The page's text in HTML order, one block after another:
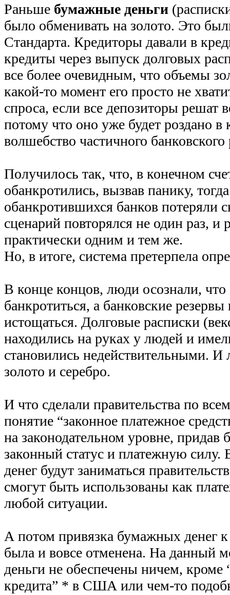
Раньше бумажные деньги
было обменивать на золото. Это
Стандарта. Кредиторы давали в
кредиты через выпуск долговых
все более очевидным, что объемы
какой-то момент его просто не
спроса, если все депозиторы решат
потому что оно уже будет роздано в
волшебство частичного банковского
Получилось так, что, в конечном
обанкротились, вызвав панику,
обанкротившихся банков потеряли
сценарий повторялся не один раз, и
практически одним и тем же.
Но, в итоге, система претерпела
В конце концов, люди осознали, что
банкротиться, а банковские
истощаться. Долговые расписки
находились на руках у людей и
становились недействительными. И
золото и серебро.
И что сделали правительства по
понятие “законное платежное
на законодательном уровне,
законный статус и платежную
денег будут заниматься
смогут быть использованы как
любой ситуации.
А потом привязка бумажных денег к
была и вовсе отменена. На данный
деньги не обеспечены ничем, кроме
кредита” * в США или чем-то